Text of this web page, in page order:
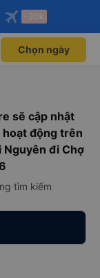
Mở app
Mở app
-30k
Chọn ngày
sẽ cập nhật
động trên
đi Chợ
tìm kiếm